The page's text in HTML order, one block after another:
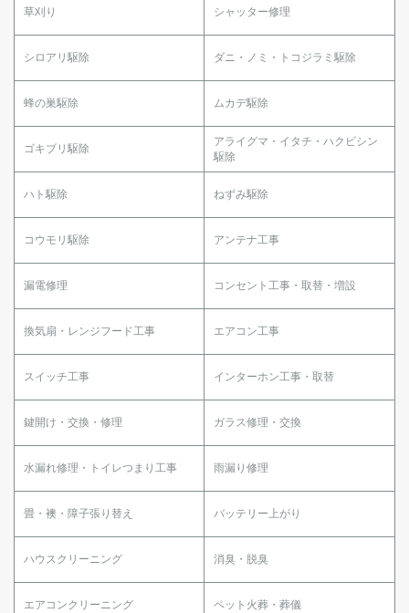
草刈り シャッター修理
シロアリ駆除 ダニ・ノミ・トコジラミ駆除
蜂の巣駆除 ムカデ駆除
ゴキブリ駆除
アライグマ・イタチ・ハクビシン
駆除
ハト駆除 ねずみ駆除
コウモリ駆除 アンテナ工事
漏電修理 コンセント工事・取替・増設
換気扇・レンジフード工事 エアコン工事
スイッチ工事 インターホン工事・取替
鍵開け・交換・修理 ガラス修理・交換
水漏れ修理・トイレつまり工事 雨漏り修理
畳・襖・障子張り替え バッテリー上がり
ハウスクリーニング 消臭・脱臭
エアコンクリーニング ペット火葬・葬儀